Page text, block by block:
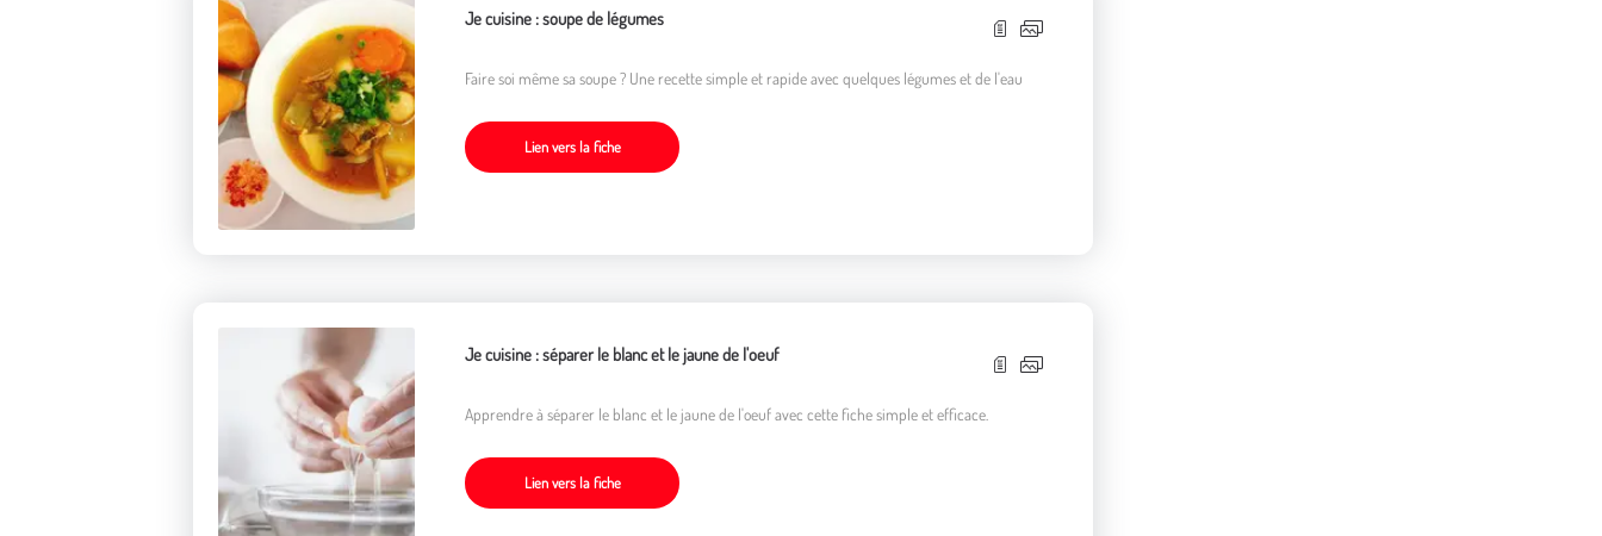
Je cuisine : soupe de légumes
Faire soi même sa soupe ? Une recette simple et rapide avec quelques légumes et de l'eau
Lien vers la fiche
Je cuisine : séparer le blanc et le jaune de l'oeuf
Apprendre à séparer le blanc et le jaune de l'oeuf avec cette fiche simple et efficace.
Lien vers la fiche